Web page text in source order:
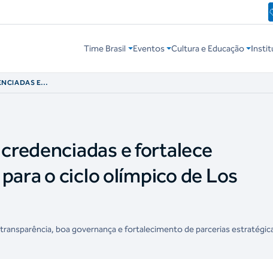
Time Brasil Eventos Cultura e Educação
E
e fortalece
o ciclo olímpico de Los
boa governança e fortalecimento de parcerias